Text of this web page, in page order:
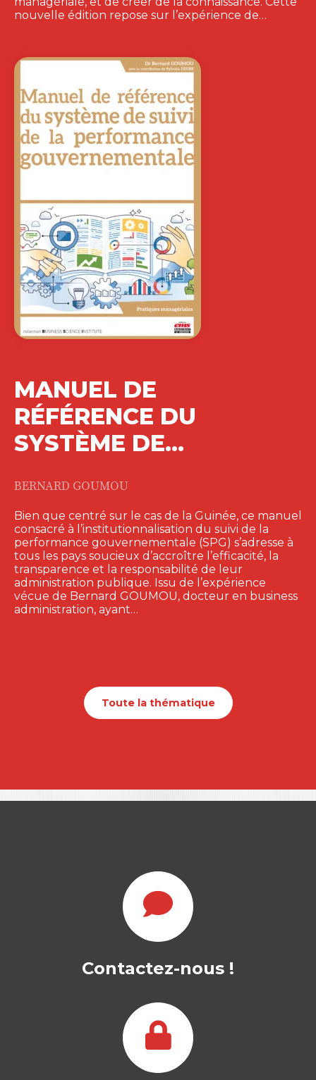
nouvelle édition repose sur l’expérience de…
MANUEL DE
RÉFÉRENCE DU
SYSTÈME DE…
BERNARD GOUMOU
Bien que centré sur le cas de la Guinée, ce manuel
consacré à l’institutionnalisation du suivi de la
performance gouvernementale (SPG) s’adresse à
tous les pays soucieux d’accroître l’efficacité, la
transparence et la responsabilité de leur
administration publique. Issu de l’expérience
vécue de Bernard GOUMOU, docteur en business
administration, ayant…
Toute la thématique
Contactez-nous !